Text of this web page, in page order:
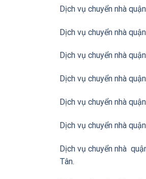
Dịch vụ chuyển nhà
Dịch vụ chuyển nhà
Dịch vụ chuyển nhà
Dịch vụ chuyển nhà
Dịch vụ chuyển nhà
Dịch vụ chuyển nhà
Dịch vụ chuyển nhà
Tân.